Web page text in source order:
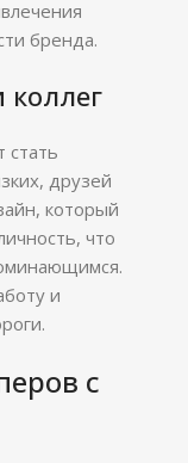
бренда.
коллег
стать
друзей
который
что
и
с